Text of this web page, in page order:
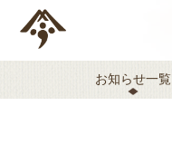
お知らせ一覧